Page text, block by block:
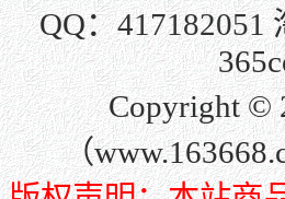
QQ：417182051
Copyright ©
（